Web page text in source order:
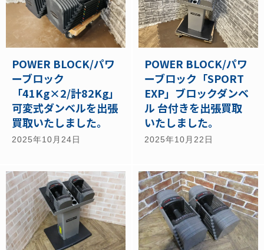
POWER BLOCK/パワ
ーブロック
「41Kg×2/計82Kg」
可変式ダンベルを出張
買取いたしました。
2025年10月24日
POWER BLOCK/パワ
ーブロック「SPORT
EXP」ブロックダンベ
ル 台付きを出張買取
いたしました。
2025年10月22日